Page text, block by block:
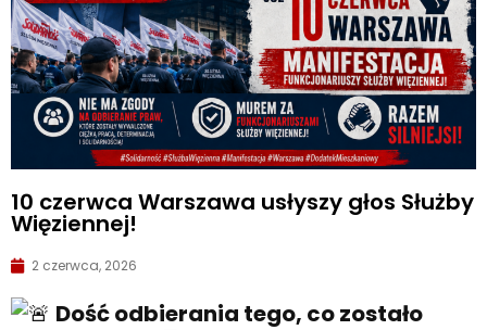
10 czerwca Warszawa usłyszy głos Służby
Więziennej!
2 czerwca, 2026
Dość odbierania tego, co zostało